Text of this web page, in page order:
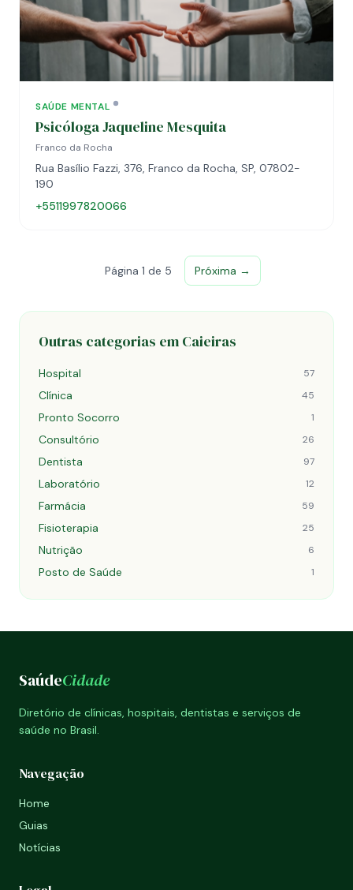
SAÚDE MENTAL
Psicóloga Jaqueline Mesquita
Franco da Rocha
Rua Basílio Fazzi, 376, Franco da Rocha, SP, 07802-
190
+5511997820066
Página 1 de 5 Próxima →
Outras categorias em Caieiras
Hospital 57
Clínica 45
Pronto Socorro 1
Consultório 26
Dentista 97
Laboratório 12
Farmácia 59
Fisioterapia 25
Nutrição 6
Posto de Saúde 1
SaúdeCidade
Diretório de clínicas, hospitais, dentistas e serviços de
saúde no Brasil.
Navegação
Home
Guias
Notícias